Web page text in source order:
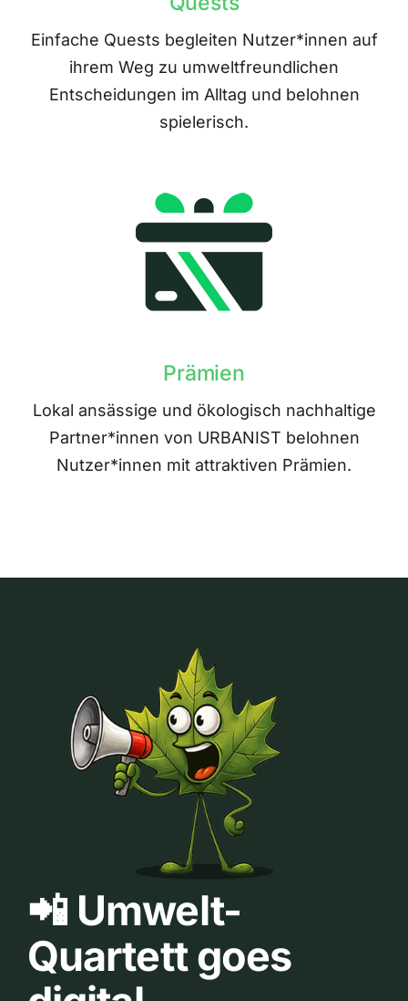
Einfache Quests begleiten Nutzer*innen auf
ihrem Weg zu umweltfreundlichen
Entscheidungen im Alltag und belohnen
spielerisch.
Prämien
Lokal ansässige und ökologisch nachhaltige
Partner*innen von URBANIST belohnen
Nutzer*innen mit attraktiven Prämien.
📲 Umwelt-
Quartett goes